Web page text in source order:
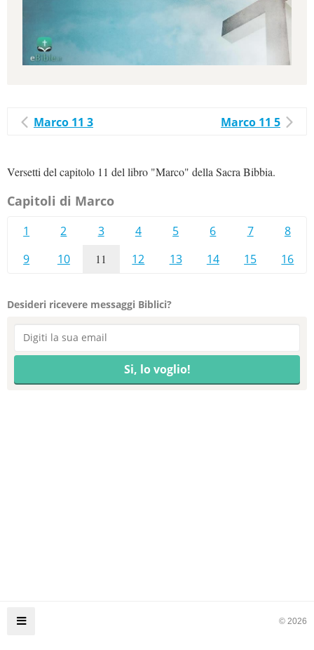
Marco 11 3 Marco 11 5
Versetti del capitolo 11 del libro "Marco" della Sacra Bibbia.
Capitoli di Marco
1 2 3 4 5 6 7
8
9
10 11 12 13 14 15 16
Desideri ricevere messaggi Biblici?
© 2026